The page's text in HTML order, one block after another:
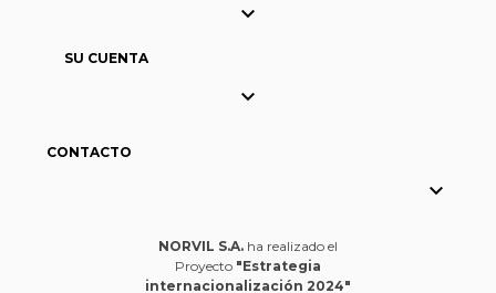

SU CUENTA

CONTACTO

NORVIL S.A. ha realizado el
Proyecto "Estrategia
internacionalización 2024"